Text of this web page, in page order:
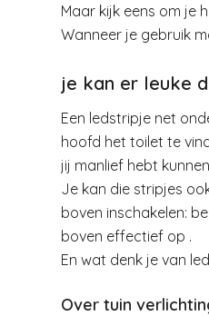
Maar kijk eens om je
Wanneer je gebruik
je kan er leuke
Een ledstripje net
hoofd het toilet te
jij manlief hebt
Je kan die stripjes
boven inschakelen:
boven effectief op .
En wat denk je van
Over tuin